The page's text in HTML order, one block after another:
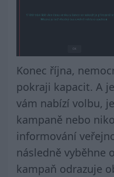
Konec října,
pokraji kapacit. A
vám nabízí volbu,
kampaně nebo
informování
následně vyběhne
kampaň odrazuje